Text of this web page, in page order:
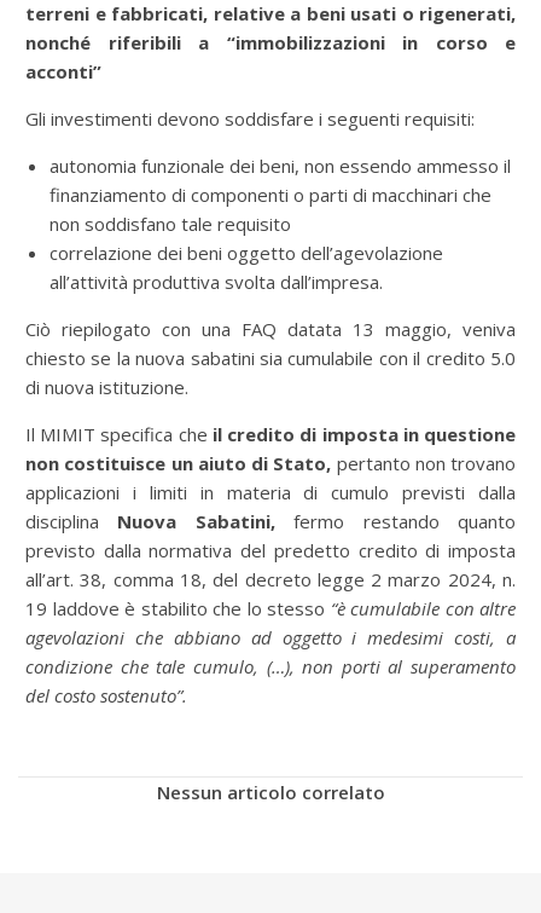
terreni e fabbricati, relative a beni usati o rigenerati,
nonché riferibili a “immobilizzazioni in corso e
acconti”
Gli investimenti devono soddisfare i seguenti requisiti:
autonomia funzionale dei beni, non essendo ammesso il
finanziamento di componenti o parti di macchinari che
non soddisfano tale requisito
correlazione dei beni oggetto dell’agevolazione
all’attività produttiva svolta dall’impresa.
Ciò riepilogato con una FAQ datata 13 maggio, veniva
chiesto se la nuova sabatini sia cumulabile con il credito 5.0
di nuova istituzione.
Il MIMIT specifica che il credito di imposta in questione
non costituisce un aiuto di Stato, pertanto non trovano
applicazioni i limiti in materia di cumulo previsti dalla
disciplina Nuova Sabatini,fermo restando quanto
previsto dalla normativa del predetto credito di imposta
all’art. 38, comma 18, del decreto legge 2 marzo 2024, n.
19 laddove è stabilito che lo stesso “è cumulabile con altre
agevolazioni che abbiano ad oggetto i medesimi costi, a
condizione che tale cumulo, (…), non porti al superamento
del costo sostenuto”.
Nessun articolo correlato